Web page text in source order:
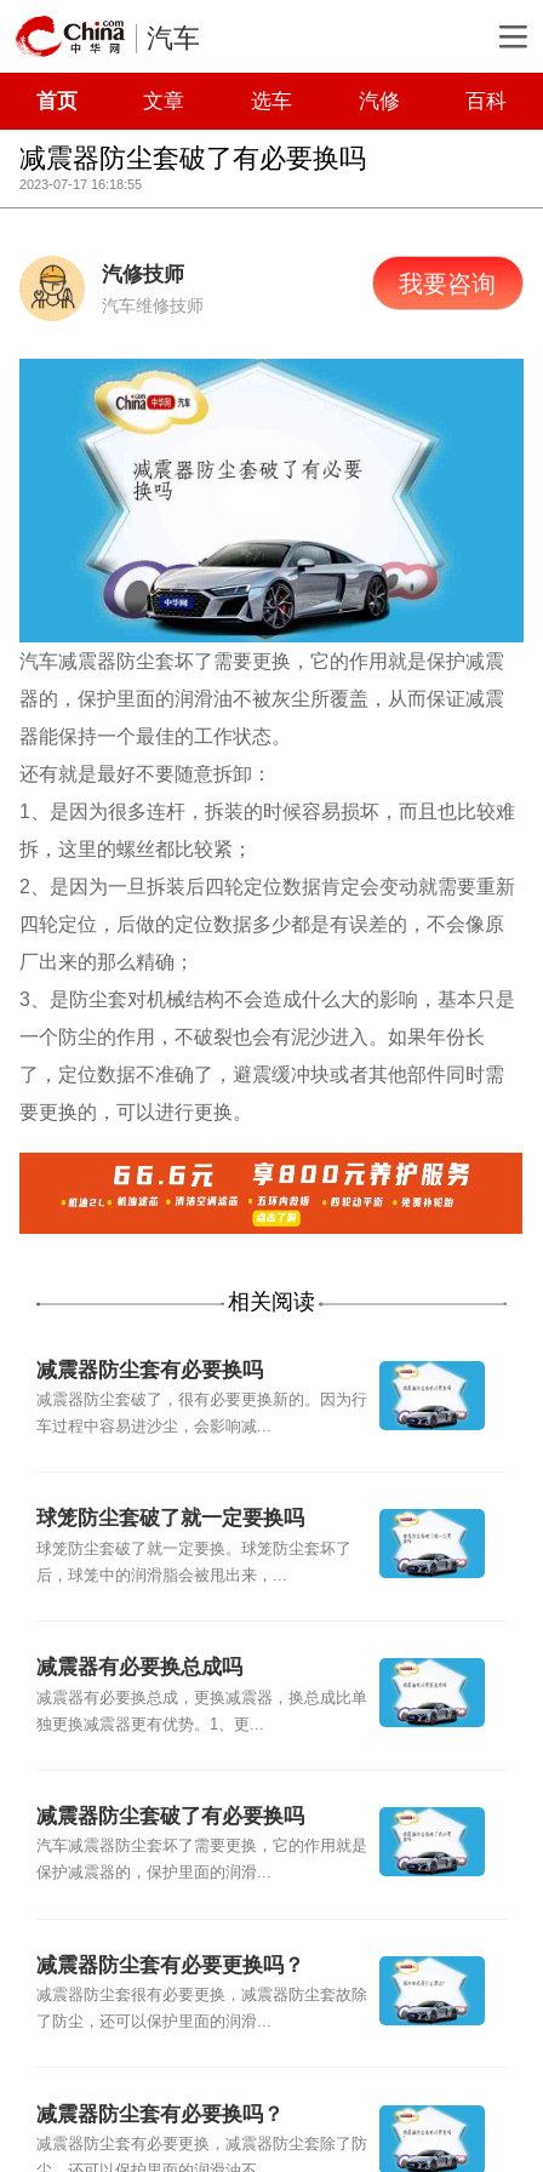
汽车
首页 文章 选车 汽修 百科
减震器防尘套破了有必要换吗
2023-07-17 16:18:55
汽修技师
汽车维修技师
我要咨询
汽车减震器防尘套坏了需要更换，它的作用就是保护减震
器的，保护里面的润滑油不被灰尘所覆盖，从而保证减震
器能保持一个最佳的工作状态。
还有就是最好不要随意拆卸：
1、是因为很多连杆，拆装的时候容易损坏，而且也比较难
拆，这里的螺丝都比较紧；
2、是因为一旦拆装后四轮定位数据肯定会变动就需要重新
四轮定位，后做的定位数据多少都是有误差的，不会像原
厂出来的那么精确；
3、是防尘套对机械结构不会造成什么大的影响，基本只是
一个防尘的作用，不破裂也会有泥沙进入。如果年份长
了，定位数据不准确了，避震缓冲块或者其他部件同时需
要更换的，可以进行更换。
相关阅读
减震器防尘套有必要换吗
减震器防尘套破了，很有必要更换新的。因为行
车过程中容易进沙尘，会影响减...
球笼防尘套破了就一定要换吗
球笼防尘套破了就一定要换。球笼防尘套坏了
后，球笼中的润滑脂会被甩出来，...
减震器有必要换总成吗
减震器有必要换总成，更换减震器，换总成比单
独更换减震器更有优势。1、更...
减震器防尘套破了有必要换吗
汽车减震器防尘套坏了需要更换，它的作用就是
保护减震器的，保护里面的润滑...
减震器防尘套有必要更换吗？
减震器防尘套很有必要更换，减震器防尘套故除
了防尘，还可以保护里面的润滑...
减震器防尘套有必要换吗？
减震器防尘套有必要更换，减震器防尘套除了防